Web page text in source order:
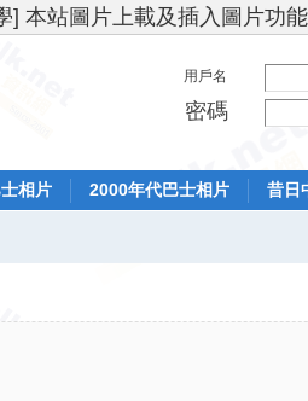
] 本站圖片上載及插入圖片功能
用戶名
密碼
相片 2000年代巴士相片 昔日